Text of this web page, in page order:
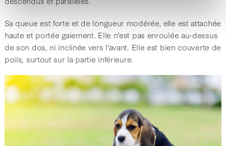
Sa queue est forte et de longueur modérée, elle est attachée
haute et portée gaiement. Elle n’est pas enroulée au-dessus
de son dos, ni inclinée vers l’avant. Elle est bien couverte de
poils, surtout sur la partie inférieure.